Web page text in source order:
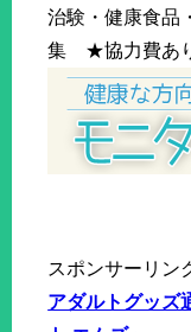
治験・健康食品
集 ★協力費あ
スポンサーリン
アダルトグッズ